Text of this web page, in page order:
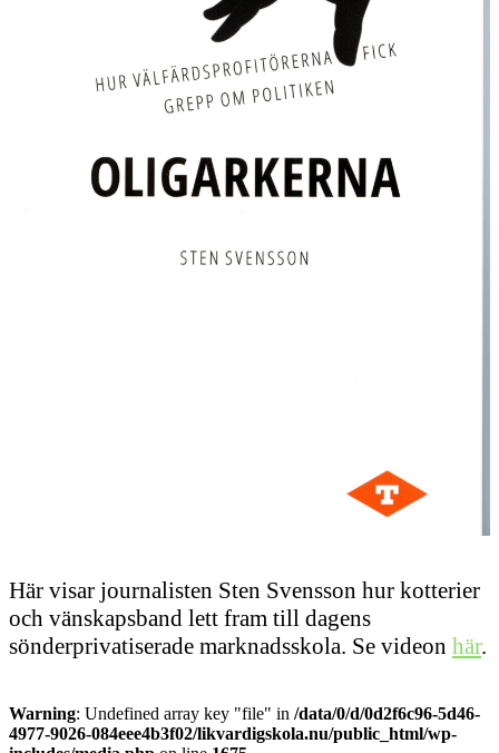
Här visar journalisten Sten Svensson hur kotterier
och vänskapsband lett fram till dagens
sönderprivatiserade marknadsskola. Se videon här.
Warning: Undefined array key "file" in /data/0/d/0d2f6c96-5d46-
4977-9026-084eee4b3f02/likvardigskola.nu/public_html/wp-